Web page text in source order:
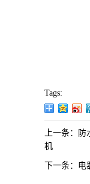
Tags:
上一条：
防
机
下一条： 电